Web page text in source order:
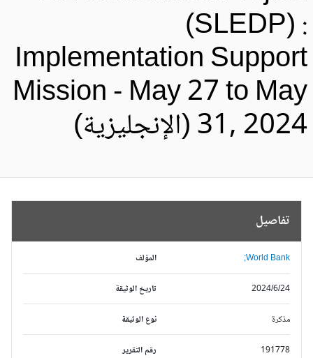
Implementation
Mission - May 27 to
2024 (الإنجليزية)
تفاصيل
المؤلف World Bank;
تاريخ الوثيقة 2024/6/24
نوع الوثيقة مذكرة
رقم التقرير 191778